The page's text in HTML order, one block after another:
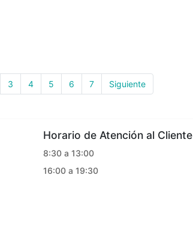
3 4 5 6 7 Siguiente
Horario de Atención al Cliente
8:30 a 13:00
16:00 a 19:30